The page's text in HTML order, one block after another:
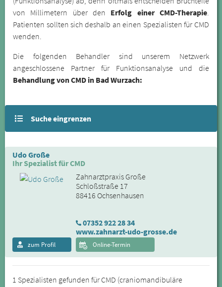
von Millimetern über den Erfolg einer CMD-Therapie.
Patienten sollten sich deshalb an einen Spezialisten für CMD
wenden.
Die folgenden Behandler sind unserem Netzwerk
angeschlossene Partner für Funktionsanalyse und die
Behandlung von CMD in Bad Wurzach:
Suche eingrenzen
Udo Große
Ihr Spezialist für CMD
Zahnarztpraxis Große
Schloßstraße 17
88416 Ochsenhausen
07352 922 28 34
www.zahnarzt-udo-grosse.de
zum Profil Online-Termin
1 Spezialisten gefunden für CMD (craniomandibuläre